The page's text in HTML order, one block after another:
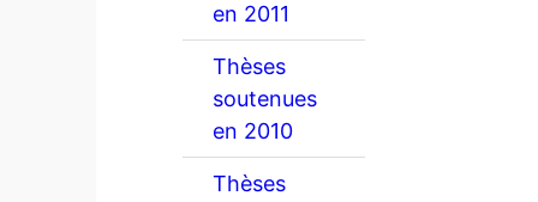
en 2011
Thèses
soutenues
en 2010
Thèses